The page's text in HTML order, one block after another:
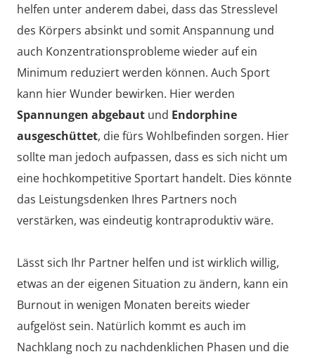
helfen unter anderem dabei, dass das Stresslevel
des Körpers absinkt und somit Anspannung und
auch Konzentrationsprobleme wieder auf ein
Minimum reduziert werden können. Auch Sport
kann hier Wunder bewirken. Hier werden
Spannungen abgebaut und Endorphine
ausgeschüttet, die fürs Wohlbefinden sorgen. Hier
sollte man jedoch aufpassen, dass es sich nicht um
eine hochkompetitive Sportart handelt. Dies könnte
das Leistungsdenken Ihres Partners noch
verstärken, was eindeutig kontraproduktiv wäre.
Lässt sich Ihr Partner helfen und ist wirklich willig,
etwas an der eigenen Situation zu ändern, kann ein
Burnout in wenigen Monaten bereits wieder
aufgelöst sein. Natürlich kommt es auch im
Nachklang noch zu nachdenklichen Phasen und die